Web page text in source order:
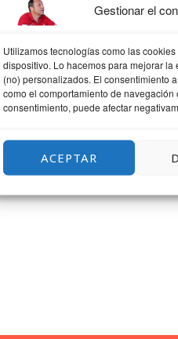
Gestionar el
Utilizamos tecnologías como las
dispositivo. Lo hacemos para mejorar
(no) personalizados. El consentimiento
como el comportamiento de
consentimiento, puede afectar
ACEPTAR
TIP 12 — IA